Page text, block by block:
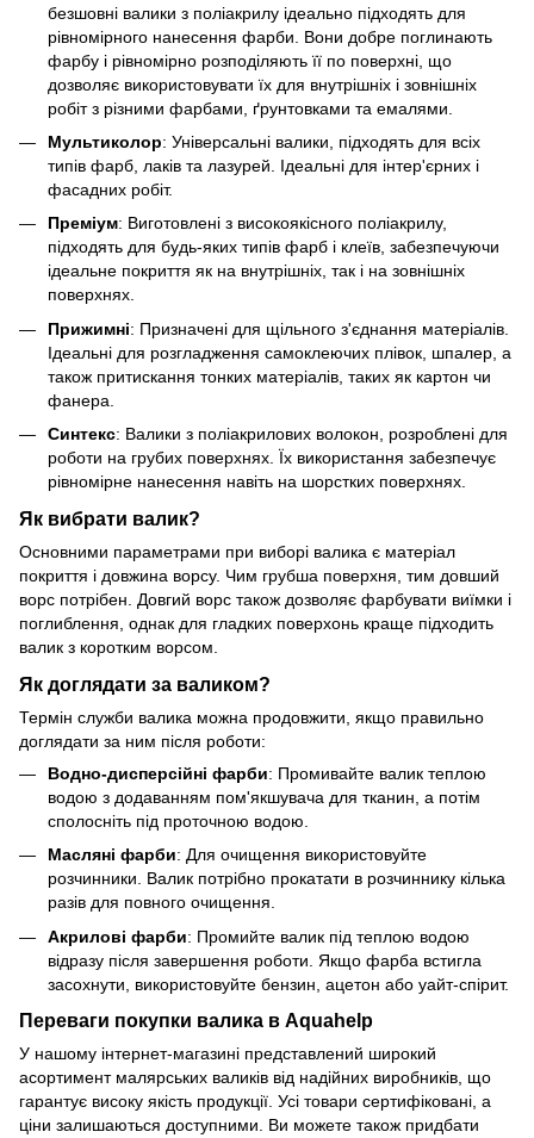
безшовні валики з поліакрилу ідеально підходять для
рівномірного нанесення фарби. Вони добре поглинають
фарбу і рівномірно розподіляють її по поверхні, що
дозволяє використовувати їх для внутрішніх і зовнішніх
робіт з різними фарбами, ґрунтовками та емалями.
Мультиколор: Універсальні валики, підходять для всіх
типів фарб, лаків та лазурей. Ідеальні для інтер'єрних і
фасадних робіт.
Преміум: Виготовлені з високоякісного поліакрилу,
підходять для будь-яких типів фарб і клеїв, забезпечуючи
ідеальне покриття як на внутрішніх, так і на зовнішніх
поверхнях.
Прижимні: Призначені для щільного з'єднання матеріалів.
Ідеальні для розгладження самоклеючих плівок, шпалер, а
також притискання тонких матеріалів, таких як картон чи
фанера.
Синтекс: Валики з поліакрилових волокон, розроблені для
роботи на грубих поверхнях. Їх використання забезпечує
рівномірне нанесення навіть на шорстких поверхнях.
Як вибрати валик?
Основними параметрами при виборі валика є матеріал
покриття і довжина ворсу. Чим грубша поверхня, тим довший
ворс потрібен. Довгий ворс також дозволяє фарбувати виїмки і
поглиблення, однак для гладких поверхонь краще підходить
валик з коротким ворсом.
Як доглядати за валиком?
Термін служби валика можна продовжити, якщо правильно
доглядати за ним після роботи:
Водно-дисперсійні фарби: Промивайте валик теплою
водою з додаванням пом'якшувача для тканин, а потім
сполосніть під проточною водою.
Масляні фарби: Для очищення використовуйте
розчинники. Валик потрібно прокатати в розчиннику кілька
разів для повного очищення.
Акрилові фарби: Промийте валик під теплою водою
відразу після завершення роботи. Якщо фарба встигла
засохнути, використовуйте бензин, ацетон або уайт-спірит.
Переваги покупки валика в Aquahelp
У нашому інтернет-магазині представлений широкий
асортимент малярських валиків від надійних виробників, що
гарантує високу якість продукції. Усі товари сертифіковані, а
ціни залишаються доступними. Ви можете також придбати